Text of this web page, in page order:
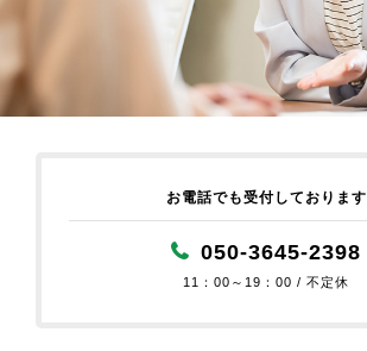
お電話でも受付しております
050-3645-2398
11：00～19：00 / 不定休